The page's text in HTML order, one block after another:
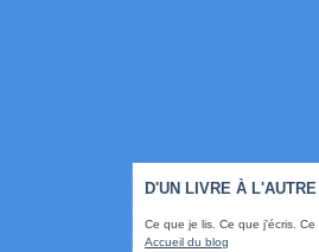
D'UN LIVRE À L'AUTRE
Ce que je lis. Ce que j'écris. Ce
Accueil du blog